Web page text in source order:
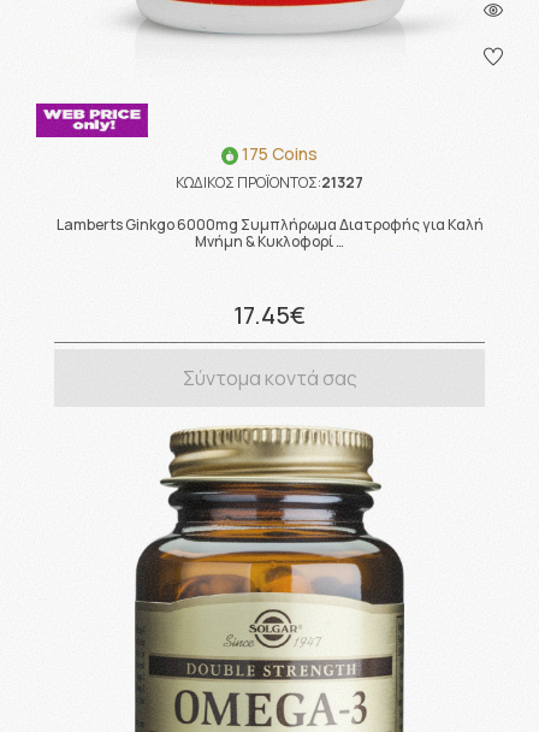
175 Coins
ΚΩΔΙΚΟΣ ΠΡΟΪΟΝΤΟΣ:21327
Lamberts Ginkgo 6000mg Συμπλήρωμα Διατροφής για Καλή
Μνήμη & Κυκλοφορί …
17.45€
Σύντομα κοντά σας